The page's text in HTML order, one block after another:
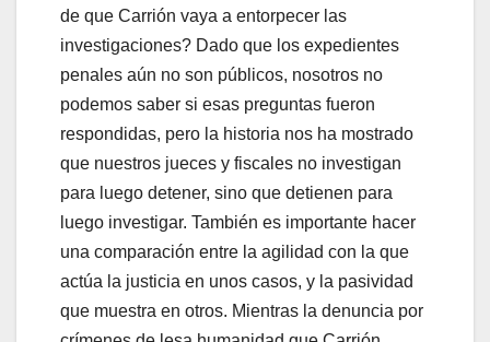
de que Carrión vaya a entorpecer las
investigaciones? Dado que los expedientes
penales aún no son públicos, nosotros no
podemos saber si esas preguntas fueron
respondidas, pero la historia nos ha mostrado
que nuestros jueces y fiscales no investigan
para luego detener, sino que detienen para
luego investigar. También es importante hacer
una comparación entre la agilidad con la que
actúa la justicia en unos casos, y la pasividad
que muestra en otros. Mientras la denuncia por